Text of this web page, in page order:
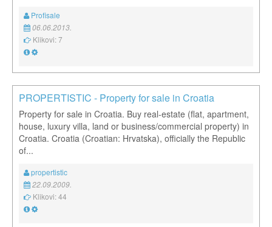
Profisale
06.06.2013.
Klikovi: 7
PROPERTISTIC - Property for sale in Croatia
Property for sale in Croatia. Buy real-estate (flat, apartment,
house, luxury villa, land or business/commercial property) in
Croatia. Croatia (Croatian: Hrvatska), officially the Republic
of...
propertistic
22.09.2009.
Klikovi: 44